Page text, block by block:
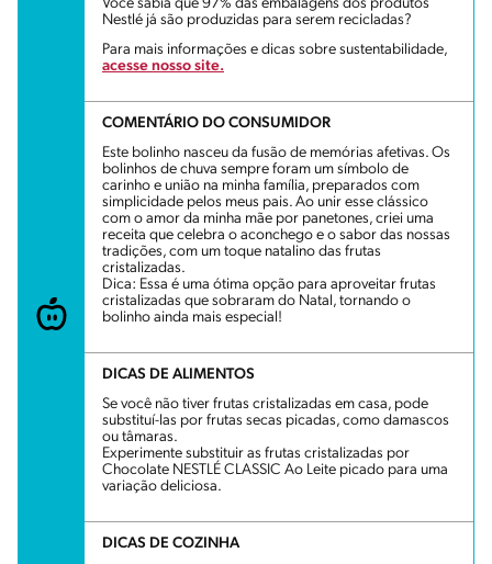
Você sabia que 97% das embalagens dos produtos
Nestlé já são produzidas para serem recicladas?
Para mais informações e dicas sobre sustentabilidade,
acesse nosso site.
COMENTÁRIO DO CONSUMIDOR
Este bolinho nasceu da fusão de memórias afetivas. Os
bolinhos de chuva sempre foram um símbolo de
carinho e união na minha família, preparados com
simplicidade pelos meus pais. Ao unir esse clássico
com o amor da minha mãe por panetones, criei uma
receita que celebra o aconchego e o sabor das nossas
tradições, com um toque natalino das frutas
cristalizadas.
Dica: Essa é uma ótima opção para aproveitar frutas
cristalizadas que sobraram do Natal, tornando o
bolinho ainda mais especial!
DICAS DE ALIMENTOS
Se você não tiver frutas cristalizadas em casa, pode
substituí-las por frutas secas picadas, como damascos
ou tâmaras.
Experimente substituir as frutas cristalizadas por
Chocolate NESTLÉ CLASSIC Ao Leite picado para uma
variação deliciosa.
DICAS DE COZINHA